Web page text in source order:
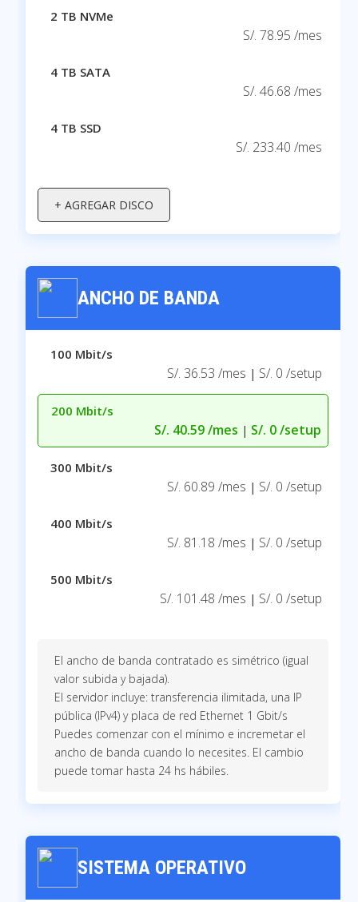
2 TB NVMe
S/. 78.95 /mes
4 TB SATA
S/. 46.68 /mes
4 TB SSD
S/. 233.40 /mes
+ AGREGAR DISCO
ANCHO DE BANDA
100 Mbit/s
S/. 36.53 /mes | S/. 0 /setup
200 Mbit/s
S/. 40.59 /mes | S/. 0 /setup
300 Mbit/s
S/. 60.89 /mes | S/. 0 /setup
400 Mbit/s
S/. 81.18 /mes | S/. 0 /setup
500 Mbit/s
S/. 101.48 /mes | S/. 0 /setup
El ancho de banda contratado es simétrico (igual
valor subida y bajada).
El servidor incluye: transferencia ilimitada, una IP
pública (IPv4) y placa de red Ethernet 1 Gbit/s
Puedes comenzar con el mínimo e incremetar el
ancho de banda cuando lo necesites. El cambio
puede tomar hasta 24 hs hábiles.
SISTEMA OPERATIVO